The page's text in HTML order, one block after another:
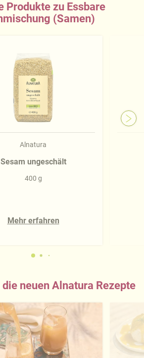
Produkte zu Essbare
(Samen)
Alnatura
Sesam ungeschält
400 g
Mehr erfahren
neuen Alnatura Rezepte